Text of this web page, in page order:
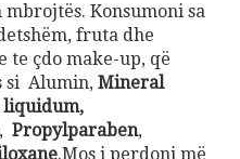
Konsumoni sa
fruta dhe
te çdo make-up, që
si Alumin, Mineral
liquidum,
, Propylparaben,
.Mos i perdoni më